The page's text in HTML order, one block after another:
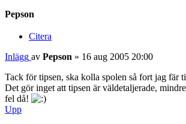
Pepson
Citera
Inlägg av Pepson » 16 aug 2005 20:00
Tack för tipsen, ska kolla spolen så fort jag fär
Det gör inget att tipsen är väldetaljerade,
fel då!
Upp